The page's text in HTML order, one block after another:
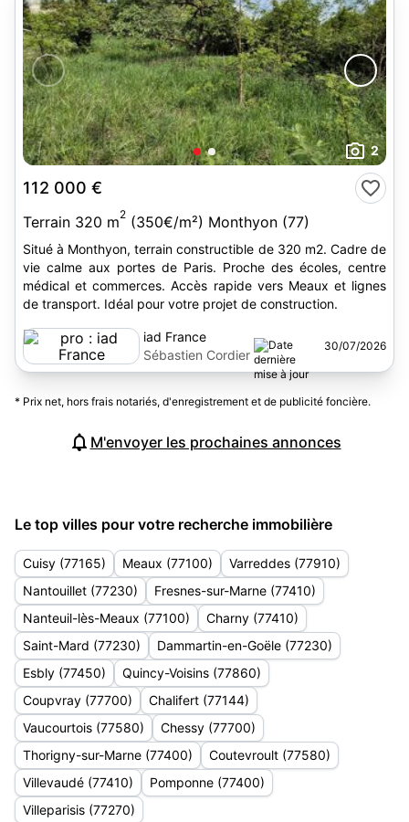
2
112 000 €
Terrain 320 m2 (350€/m²) Monthyon (77)
Situé à Monthyon, terrain constructible de 320 m2. Cadre de
vie calme aux portes de Paris. Proche des écoles, centre
médical et commerces. Accès rapide vers Meaux et lignes
de transport. Idéal pour votre projet de construction.
iad France
Sébastien Cordier
30/07/2026
* Prix net, hors frais notariés, d'enregistrement et de publicité foncière.
M'envoyer les prochaines annonces
Le top villes pour votre recherche immobilière
Cuisy (77165) Meaux (77100)
Varreddes (77910)
Nantouillet (77230)
Fresnes-sur-Marne (77410)
Nanteuil-lès-Meaux (77100)
Charny (77410)
Saint-Mard (77230)
Dammartin-en-Goële (77230)
Esbly (77450)
Quincy-Voisins (77860)
Coupvray (77700)
Chalifert (77144)
Vaucourtois (77580)
Chessy (77700)
Thorigny-sur-Marne (77400)
Coutevroult (77580)
Villevaudé (77410)
Pomponne (77400)
Villeparisis (77270)